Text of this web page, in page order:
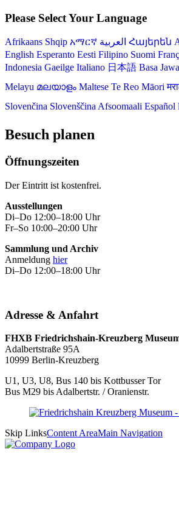
Please Select Your Language
Afrikaans Shqip አማርኛ العربية Հայերեն
English Esperanto Eesti Filipino Suomi
Indonesia Gaeilge Italiano 日本語 Basa Jawa
Melayu മലയാളം Maltese Te Reo Māori
Slovenčina SlovenščinaAfsoomaali Español
Besuch planen
Öffnungszeiten
Der Eintritt ist kostenfrei.
Ausstellungen
Di–Do 12:00–18:00 Uhr
Fr–So 10:00–20:00 Uhr
Sammlung und Archiv
Anmeldung hier
Di–Do 12:00–18:00 Uhr
Adresse & Anfahrt
FHXB Friedrichshain-Kreuzberg
Adalbertstraße 95A
10999 Berlin-Kreuzberg
U1, U3, U8, Bus 140 bis Kottbusser Tor
Bus M29 bis Adalbertstr. / Oranienstr.
Skip LinksContent AreaMain Navigation